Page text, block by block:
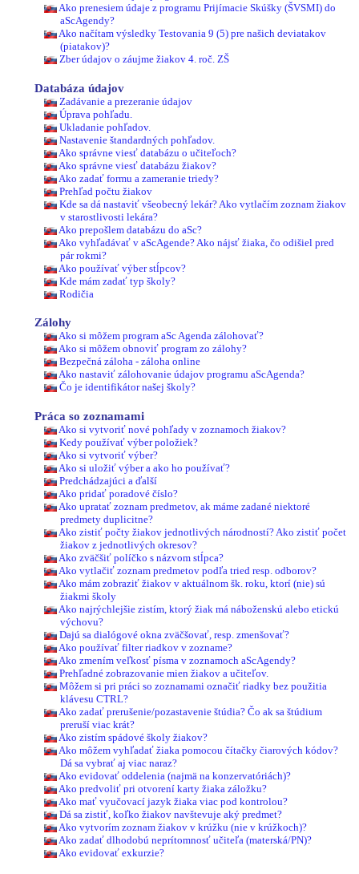
Ako prenesiem údaje z programu Prijímacie Skúšky (ŠVSMI) do
aScAgendy?
Ako načítam výsledky Testovania 9 (5) pre našich deviatakov
(piatakov)?
Zber údajov o záujme žiakov 4. roč. ZŠ
Databáza údajov
Zadávanie a prezeranie údajov
Úprava pohľadu.
Ukladanie pohľadov.
Nastavenie štandardných pohľadov.
Ako správne viesť databázu o učiteľoch?
Ako správne viesť databázu žiakov?
Ako zadať formu a zameranie triedy?
Prehľad počtu žiakov
Kde sa dá nastaviť všeobecný lekár? Ako vytlačím zoznam žiakov
v starostlivosti lekára?
Ako prepošlem databázu do aSc?
Ako vyhľadávať v aScAgende? Ako nájsť žiaka, čo odišiel pred
pár rokmi?
Ako používať výber stĺpcov?
Kde mám zadať typ školy?
Rodičia
Zálohy
Ako si môžem program aSc Agenda zálohovať?
Ako si môžem obnoviť program zo zálohy?
Bezpečná záloha - záloha online
Ako nastaviť zálohovanie údajov programu aScAgenda?
Čo je identifikátor našej školy?
Práca so zoznamami
Ako si vytvoriť nové pohľady v zoznamoch žiakov?
Kedy používať výber položiek?
Ako si vytvoriť výber?
Ako si uložiť výber a ako ho používať?
Predchádzajúci a ďalší
Ako pridať poradové číslo?
Ako upratať zoznam predmetov, ak máme zadané niektoré
predmety duplicitne?
Ako zistiť počty žiakov jednotlivých národností? Ako zistiť počet
žiakov z jednotlivých okresov?
Ako zväčšiť políčko s názvom stĺpca?
Ako vytlačiť zoznam predmetov podľa tried resp. odborov?
Ako mám zobraziť žiakov v aktuálnom šk. roku, ktorí (nie) sú
žiakmi školy
Ako najrýchlejšie zistím, ktorý žiak má náboženskú alebo etickú
výchovu?
Dajú sa dialógové okna zväčšovať, resp. zmenšovať?
Ako používať filter riadkov v zozname?
Ako zmením veľkosť písma v zoznamoch aScAgendy?
Prehľadné zobrazovanie mien žiakov a učiteľov.
Môžem si pri práci so zoznamami označiť riadky bez použitia
klávesu CTRL?
Ako zadať prerušenie/pozastavenie štúdia? Čo ak sa štúdium
preruší viac krát?
Ako zistím spádové školy žiakov?
Ako môžem vyhľadať žiaka pomocou čítačky čiarových kódov?
Dá sa vybrať aj viac naraz?
Ako evidovať oddelenia (najmä na konzervatóriách)?
Ako predvoliť pri otvorení karty žiaka záložku?
Ako mať vyučovací jazyk žiaka viac pod kontrolou?
Dá sa zistiť, koľko žiakov navštevuje aký predmet?
Ako vytvorím zoznam žiakov v krúžku (nie v krúžkoch)?
Ako zadať dlhodobú neprítomnosť učiteľa (materská/PN)?
Ako evidovať exkurzie?